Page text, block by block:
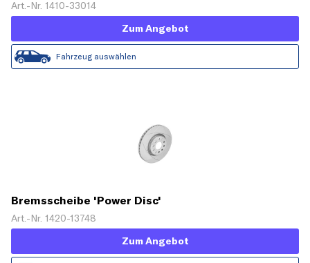
Art.-Nr. 1410-33014
Zum Angebot
Fahrzeug auswählen
Bremsscheibe 'Power Disc'
Art.-Nr. 1420-13748
Zum Angebot